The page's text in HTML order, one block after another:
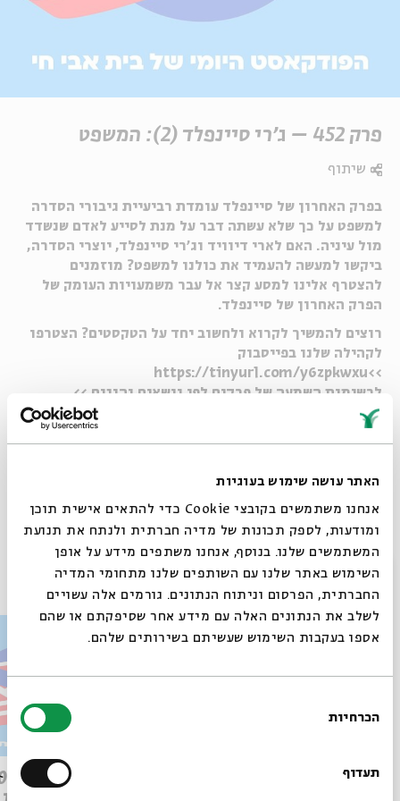
האתר עושה שימוש בעוגיות
אנחנו משתמשים בקובצי Cookie כדי להתאים אישית תוכן
ומודעות, לספק תכונות של מדיה חברתית ולנתח את תנועת
המשתמשים שלנו. בנוסף, אנחנו משתפים מידע על אופן
השימוש באתר שלנו עם השותפים שלנו מתחומי המדיה
החברתית, הפרסום וניתוח הנתונים. גורמים אלה עשויים
לשלב את הנתונים האלה עם מידע אחר שסיפקתם או שהם
אספו בעקבות השימוש שעשיתם בשירותים שלהם.
הסכמה
הכרחיות
תעדוף
פרק 452 – ג'רי סיינפלד (2): המשפט
בפרק האחרון של סיינפלד עומדת רביעיית גיבורי הסדרה
למשפט על כך שלא עשתה דבר על מנת לסייע לאדם שנשדד
מול עיניה. האם לארי דיוויד וג'רי סיינפלד, יוצרי הסדרה,
ביקשו למעשה להעמיד את כולנו למשפט? מוזמנים
להצטרף אלינו למסע קצר אל עבר משמעויות העומק של
הפרק האחרון של סיינפלד.
רוצים להמשיך לקרוא ולחשוב יחד על הטקסטים? הצטרפו
לקהילה שלנו בפייסבוק
>>https://tinyurl.com/y6zpkwxu
לרשימות השמעה של פרקים לפי נושאים והוגים >>
https://did.li/g4UgT
שיתוף
לקבלת עדכונים על פרק חדש ב- Whatsapp
Email
פרקים נוספים בסדרה סגור